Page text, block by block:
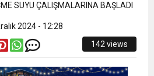
2024 - 12:28
142 views